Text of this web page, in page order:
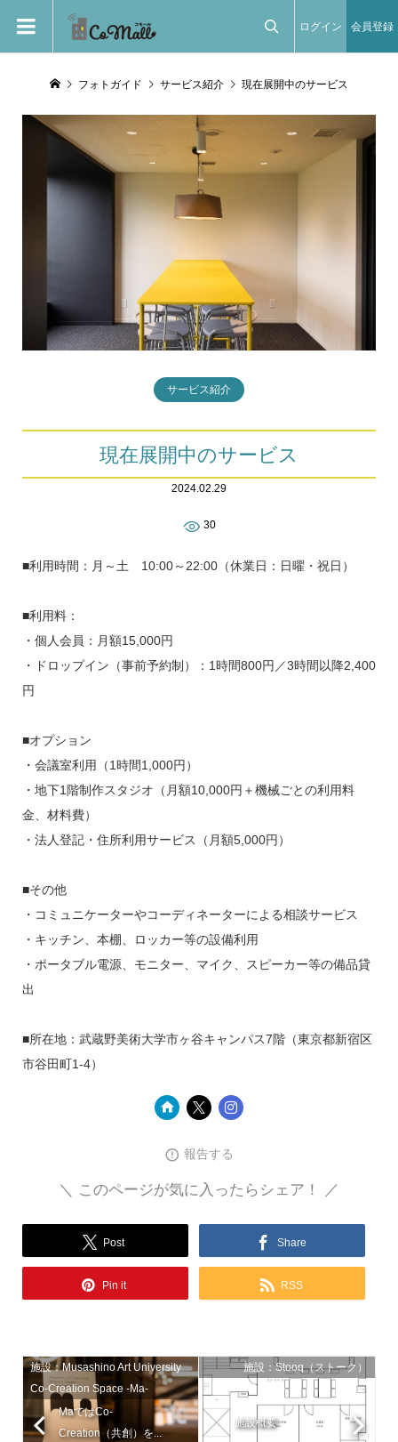
ログイン 会員登録
フォトガイド サービス紹介 現在展開中のサービス
サービス紹介
現在展開中のサービス
2024.02.29
30
■利用時間：月～土 10:00～22:00（休業日：日曜・祝日）
■利用料：
・個人会員：月額15,000円
・ドロップイン（事前予約制）：1時間800円／3時間以降2,400
円
■オプション
・会議室利用（1時間1,000円）
・地下1階制作スタジオ（月額10,000円＋機械ごとの利用料
金、材料費）
・法人登記・住所利用サービス（月額5,000円）
■その他
・コミュニケーターやコーディネーターによる相談サービス
・キッチン、本棚、ロッカー等の設備利用
・ポータブル電源、モニター、マイク、スピーカー等の備品貸
出
■所在地：武蔵野美術大学市ヶ谷キャンパス7階（東京都新宿区
市谷田町1-4）
報告する
＼ このページが気に入ったらシェア！ ／
Post Share
Pin it RSS
MaではCo-
Creation（共創）を...
施設：Musashino Art University
Co-Creation Space -Ma-
施設概要
施設：Stooq（ストーク）